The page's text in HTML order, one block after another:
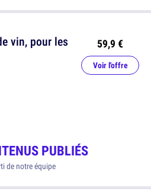
vin, pour les
59,9 €
Voir l'offre
PUBLIÉS
de notre équipe